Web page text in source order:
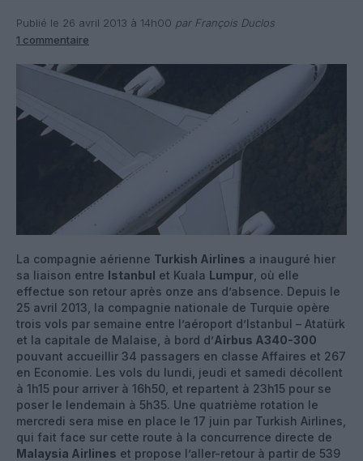
Publié le 26 avril 2013 à 14h00 par François Duclos
1 commentaire
La compagnie aérienne Turkish Airlines a inauguré hier
sa liaison entre Istanbul et Kuala Lumpur , où elle
effectue son retour après onze ans d’absence. Depuis le
25 avril 2013, la compagnie nationale de Turquie opère
trois vols par semaine entre l’aéroport d’Istanbul – Atatürk
et la capitale de Malaise, à bord d’Airbus A340-300
pouvant accueillir 34 passagers en classe Affaires et 267
en Economie. Les vols du lundi, jeudi et samedi décollent
à 1h15 pour arriver à 16h50, et repartent à 23h15 pour se
poser le lendemain à 5h35. Une quatrième rotation le
mercredi sera mise en place le 17 juin par Turkish Airlines,
qui fait face sur cette route à la concurrence directe de
Malaysia Airlines et propose l’aller-retour à partir de 539